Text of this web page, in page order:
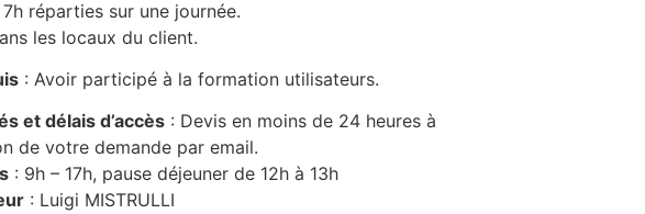
7h réparties sur une journée.
les locaux du client.
: Avoir participé à la formation utilisateurs.
et délais d’accès : Devis en moins de 24 heures à
de votre demande par email.
: 9h – 17h, pause déjeuner de 12h à 13h
: Luigi MISTRULLI